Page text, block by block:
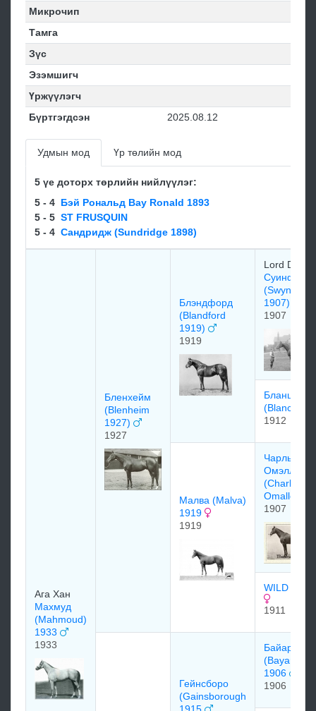
Микрочип
Тамга
Зүс
Эзэмшигч
Үржүүлэгч
Бүртгэгдсэн
2025.08.12
Удмын мод Үр төлийн мод
5 үе доторх төрлийн нийлүүлэг:
5 - 4 Бэй Рональд Bay Ronald 1893
5 - 5 ST FRUSQUIN
5 - 4 Сандридж (Sundridge 1898)
Ага Хан
Махмуд
(Mahmoud)
1933
1933
Бленхейм
(Blenheim
1927)
1927
Блэндфорд
(Blandford
1919)
1919
Lord Derby
Суинфорд
(Swynford
1907)
1907
Бланш
(Blanche)
1912
Малва (Malva)
1919
1919
Чаpльз
Омэлли
(Charles
Omalley)
1907
WILD
1911
Гейнсборо
(Gainsborough
Бaйaрдо
(Bayardo)
1906
1906